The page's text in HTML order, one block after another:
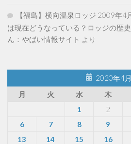
【福島】横向温泉ロッジ 2009年4
は現在どうなっている？ロッジの歴
ん：やばい情報サイト より
2020年4月
月
火 水 木
1
2
6
7 8 9
13
14 15 16